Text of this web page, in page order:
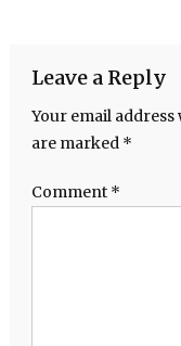
Leave a Reply
Your email
are marked *
Comment *